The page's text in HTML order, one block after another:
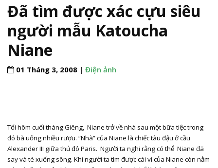
Đã tìm được xác cựu siêu
người mẫu Katoucha
Niane
01 Tháng 3, 2008 | Điện ảnh
Tối hôm cuối tháng Giêng, Niane trở về nhà sau một bữa tiệc trong
đó bà uống nhiều rượu. “Nhà” của Niane là chiếc tàu đậu ở cầu
Alexander III giữa thủ đô Paris. Người ta nghi rằng có thể Niane đã
say và té xuống sông. Khi người ta tìm được cái ví của Niane còn nằm